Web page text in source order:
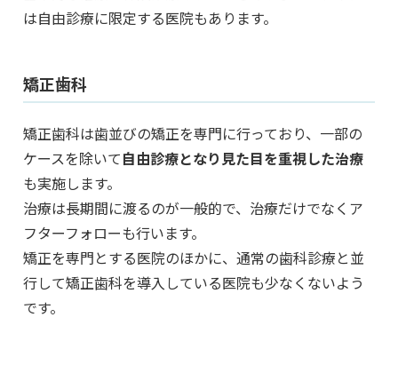
は自由診療に限定する医院もあります。
矯正歯科
矯正歯科は歯並びの矯正を専門に行っており、一部の
ケースを除いて自由診療となり見た目を重視した治療
も実施します。
治療は長期間に渡るのが一般的で、治療だけでなくア
フターフォローも行います。
矯正を専門とする医院のほかに、通常の歯科診療と並
行して矯正歯科を導入している医院も少なくないよう
です。